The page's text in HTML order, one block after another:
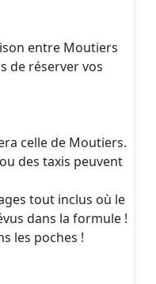
entre Moutiers
de réserver vos
celle de Moutiers.
des taxis peuvent
tout inclus où le
dans la formule !
les poches !